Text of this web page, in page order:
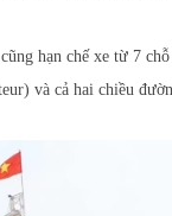
hạn chế xe từ 7
và cả hai chiều